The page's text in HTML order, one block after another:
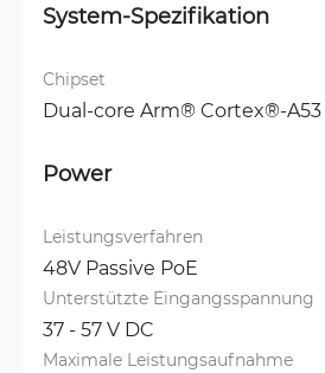
System-Spezifikation
Chipset
Dual-core Arm® Cortex®-
Power
Leistungsverfahren
48V Passive PoE
Unterstützte Eingangsspannung
37 - 57 V DC
Maximale Leistungsaufnahme